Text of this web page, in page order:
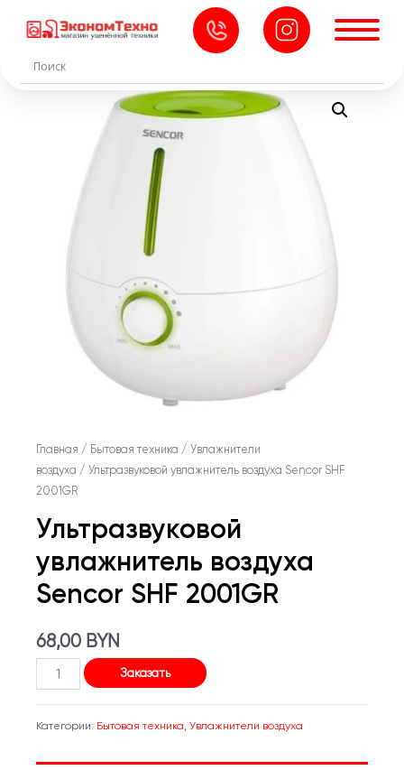
Главная / Бытовая техника / Увлажнители
воздуха / Ультразвуковой увлажнитель воздуха Sencor SHF
2001GR
Ультразвуковой
увлажнитель воздуха
Sencor SHF 2001GR
68,00 BYN
Количество
товара
увлажнитель
Заказать
Категории: Бытовая техника, Увлажнители воздуха